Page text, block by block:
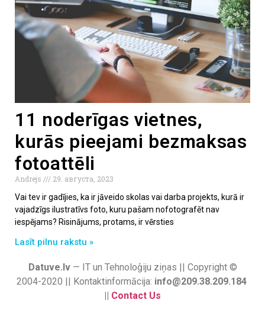
11 noderīgas vietnes,
kurās pieejami bezmaksas
fotoattēli
Andrejs
29. августа, 2023
Vai tev ir gadījies, ka ir jāveido skolas vai darba projekts, kurā ir
vajadzīgs ilustratīvs foto, kuru pašam nofotografēt nav
iespējams? Risinājums, protams, ir vērsties
Lasīt pilnu rakstu »
Datuve.lv— IT un Tehnoloģiju ziņas || Copyright ©
2004-2020 || Kontaktinformācija: info@209.38.209.184
|| Contact Us